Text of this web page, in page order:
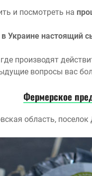
и посмотреть на
в Украине настоящий
где производят
вопросы вас
Фермерское
область,